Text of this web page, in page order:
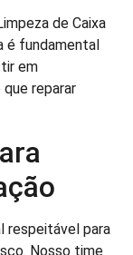
de Caixa
é fundamental
em
reparar
respeitável para
Nosso time